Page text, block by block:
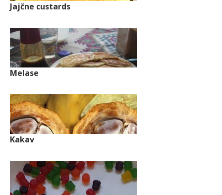
Jajčne custards
Melase
Kakav